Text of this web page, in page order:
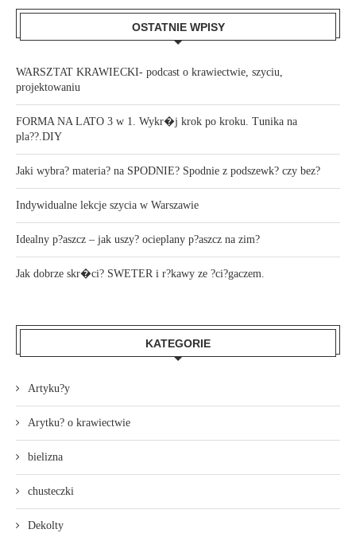
OSTATNIE WPISY
WARSZTAT KRAWIECKI- podcast o krawiectwie, szyciu,
projektowaniu
FORMA NA LATO 3 w 1. Wykr�j krok po kroku. Tunika na
pla??.DIY
Jaki wybra? materia? na SPODNIE? Spodnie z podszewk? czy bez?
Indywidualne lekcje szycia w Warszawie
Idealny p?aszcz – jak uszy? ocieplany p?aszcz na zim?
Jak dobrze skr�ci? SWETER i r?kawy ze ?ci?gaczem.
KATEGORIE
Artyku?y
Arytku? o krawiectwie
bielizna
chusteczki
Dekolty